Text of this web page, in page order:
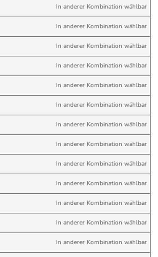
In anderer Kombination wählbar
In anderer Kombination wählbar
In anderer Kombination wählbar
In anderer Kombination wählbar
In anderer Kombination wählbar
In anderer Kombination wählbar
In anderer Kombination wählbar
In anderer Kombination wählbar
In anderer Kombination wählbar
In anderer Kombination wählbar
In anderer Kombination wählbar
In anderer Kombination wählbar
In anderer Kombination wählbar